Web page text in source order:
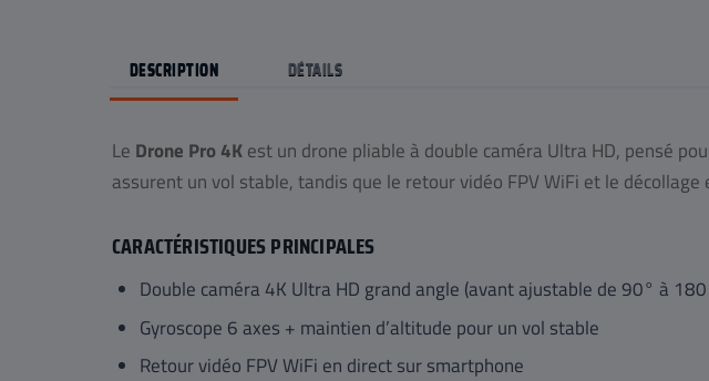
DESCRIPTION DÉTAILS
Le Drone Pro 4K est un drone pliable à double caméra Ultra HD, pensé
assurent un vol stable, tandis que le retour vidéo FPV WiFi et le
CARACTÉRISTIQUES PRINCIPALES
Double caméra 4K Ultra HD grand angle (avant ajustable de 90° à
Gyroscope 6 axes + maintien d’altitude pour un vol stable
Retour vidéo FPV WiFi en direct sur smartphone